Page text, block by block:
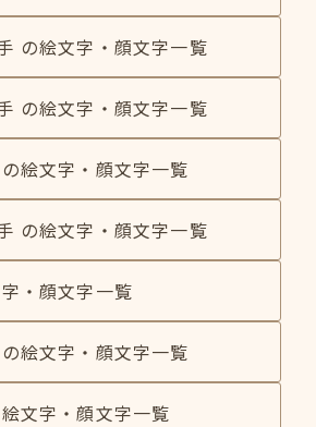
の絵文字・顔文字一覧
の絵文字・顔文字一覧
絵文字・顔文字一覧
の絵文字・顔文字一覧
・顔文字一覧
絵文字・顔文字一覧
文字・顔文字一覧